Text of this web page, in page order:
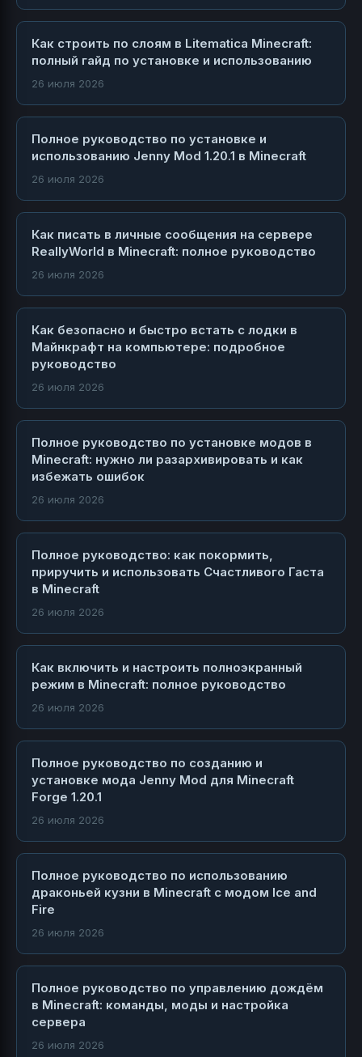
Как строить по слоям в Litematica Minecraft:
полный гайд по установке и использованию
26 июля 2026
Полное руководство по установке и
использованию Jenny Mod 1.20.1 в Minecraft
26 июля 2026
Как писать в личные сообщения на сервере
ReallyWorld в Minecraft: полное руководство
26 июля 2026
Как безопасно и быстро встать с лодки в
Майнкрафт на компьютере: подробное
руководство
26 июля 2026
Полное руководство по установке модов в
Minecraft: нужно ли разархивировать и как
избежать ошибок
26 июля 2026
Полное руководство: как покормить,
приручить и использовать Счастливого Гаста
в Minecraft
26 июля 2026
Как включить и настроить полноэкранный
режим в Minecraft: полное руководство
26 июля 2026
Полное руководство по созданию и
установке мода Jenny Mod для Minecraft
Forge 1.20.1
26 июля 2026
Полное руководство по использованию
драконьей кузни в Minecraft с модом Ice and
Fire
26 июля 2026
Полное руководство по управлению дождём
в Minecraft: команды, моды и настройка
сервера
26 июля 2026